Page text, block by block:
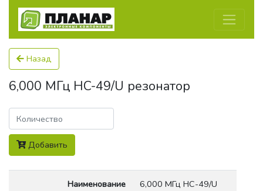
Назад
6,000 МГц HC-49/U резонатор
Количество
Добавить
Наименование
6,000 МГц HC-49/U